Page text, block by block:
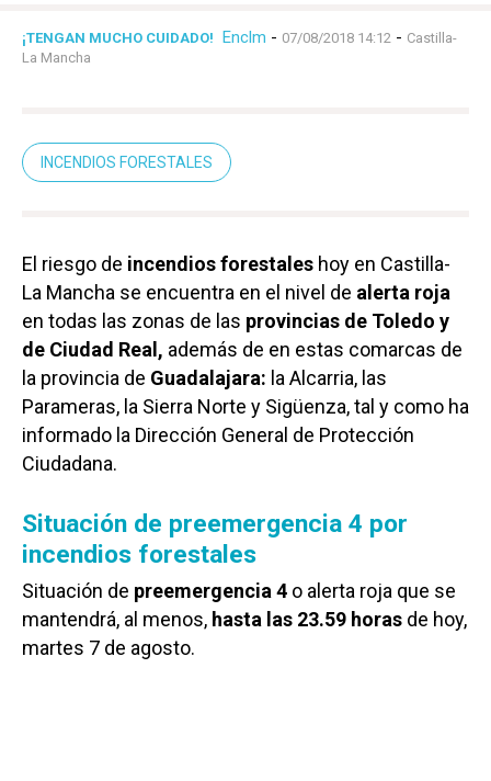
¡TENGAN MUCHO CUIDADO! Enclm - 07/08/2018 14:12 - Castilla-
La Mancha
INCENDIOS FORESTALES
El riesgo de incendios forestales hoy en Castilla-
La Mancha se encuentra en el nivel de alerta roja
en todas las zonas de las provincias de Toledo y
de Ciudad Real, además de en estas comarcas de
la provincia de Guadalajara: la Alcarria, las
Parameras, la Sierra Norte y Sigüenza, tal y como ha
informado la Dirección General de Protección
Ciudadana.
Situación de preemergencia 4 por
incendios forestales
Situación de preemergencia 4 o alerta roja que se
mantendrá, al menos, hasta las 23.59 horas de hoy,
martes 7 de agosto.